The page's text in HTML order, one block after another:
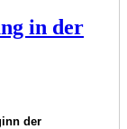
in der
der